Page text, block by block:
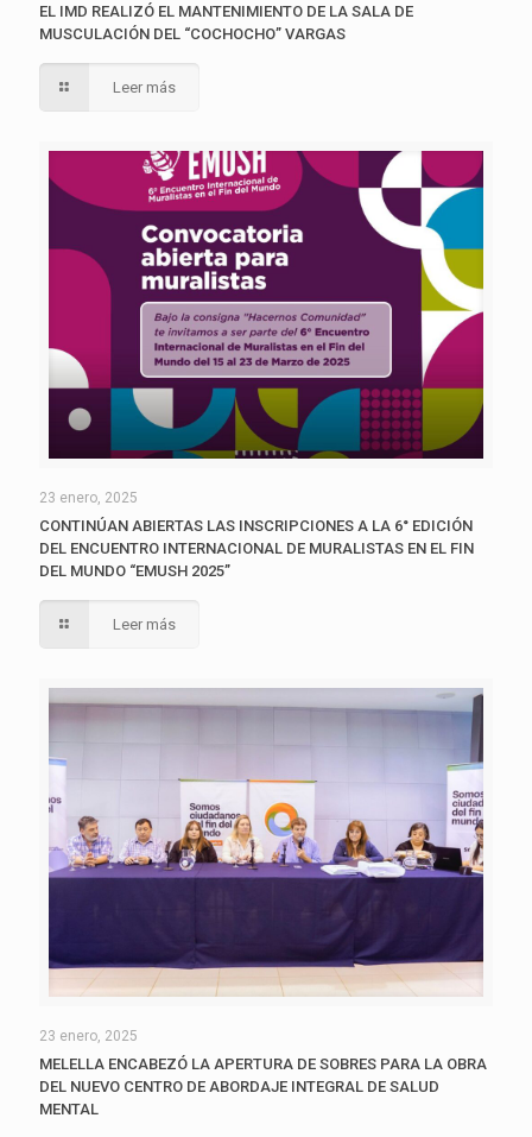
EL IMD REALIZÓ EL MANTENIMIENTO DE LA SALA DE
MUSCULACIÓN DEL “COCHOCHO” VARGAS
Leer más
23 enero, 2025
CONTINÚAN ABIERTAS LAS INSCRIPCIONES A LA 6° EDICIÓN
DEL ENCUENTRO INTERNACIONAL DE MURALISTAS EN EL FIN
DEL MUNDO “EMUSH 2025”
Leer más
23 enero, 2025
MELELLA ENCABEZÓ LA APERTURA DE SOBRES PARA LA OBRA
DEL NUEVO CENTRO DE ABORDAJE INTEGRAL DE SALUD
MENTAL